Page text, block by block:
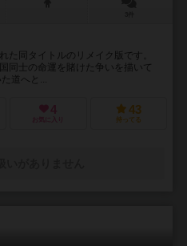
た同タイトルのリメイク版です。
同士の命運を賭けた争いを描いて
道へと...
4
お気に入り
43
持ってる